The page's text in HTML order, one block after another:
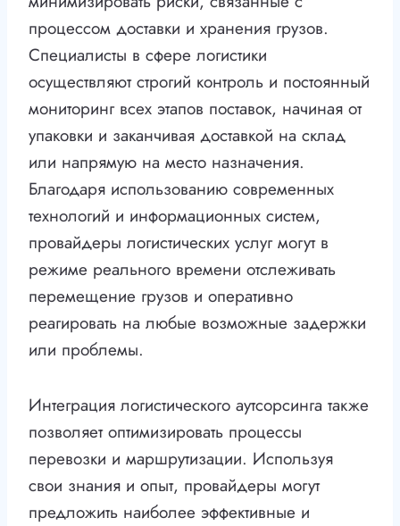
процессом доставки и хранения грузов.
Специалисты в сфере логистики
осуществляют строгий контроль и постоянный
мониторинг всех этапов поставок, начиная от
упаковки и заканчивая доставкой на склад
или напрямую на место назначения.
Благодаря использованию современных
технологий и информационных систем,
провайдеры логистических услуг могут в
режиме реального времени отслеживать
перемещение грузов и оперативно
реагировать на любые возможные задержки
или проблемы.
Интеграция логистического аутсорсинга также
позволяет оптимизировать процессы
перевозки и маршрутизации. Используя
свои знания и опыт, провайдеры могут
предложить наиболее эффективные и